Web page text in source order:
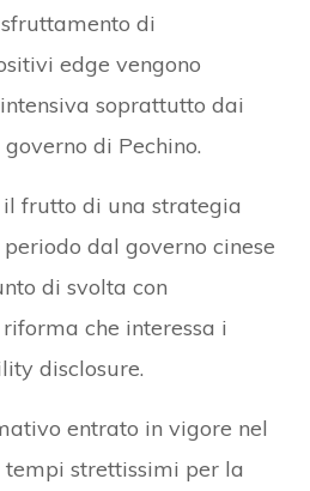
di
edge vengono
soprattutto dai
di Pechino.
il frutto di una strategia
dal governo cinese
di svolta con
che interessa i
disclosure.
entrato in vigore nel
strettissimi per la